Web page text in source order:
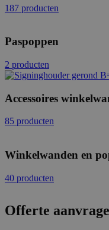
187 producten
Paspoppen
2 producten
Accessoires
85 producten
Winkelwanden en
40 producten
Offerte